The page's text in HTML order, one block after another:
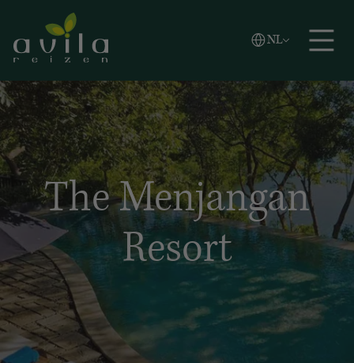
Zoeken
NL
Vlaams
English
The Menjangan
Resort